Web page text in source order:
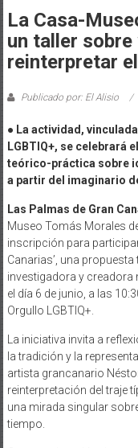
La Casa-
un taller
reinterpretar
Publicado por: El Alisio
● La actividad,
LGBTIQ+, se celebrará
teórico-práctica sobre
a partir del imaginario
Las Palmas de Gran
Museo Tomás Morales
inscripción para
Canarias’, una
investigadora y creadora
el día 6 de junio, a las
Orgullo LGBTIQ+.
La iniciativa invita a
la tradición y la
artista grancanario
reinterpretación del traje
una mirada singular
tiempo.